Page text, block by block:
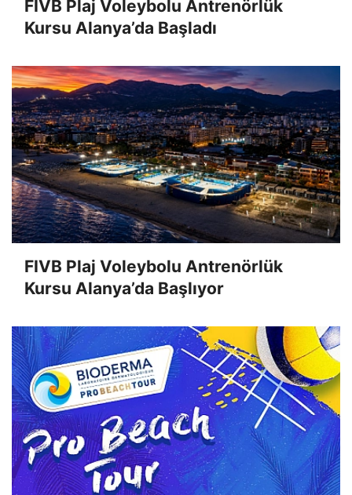
FIVB Plaj Voleybolu Antrenörlük
Kursu Alanya’da Başladı
FIVB Plaj Voleybolu Antrenörlük
Kursu Alanya’da Başlıyor